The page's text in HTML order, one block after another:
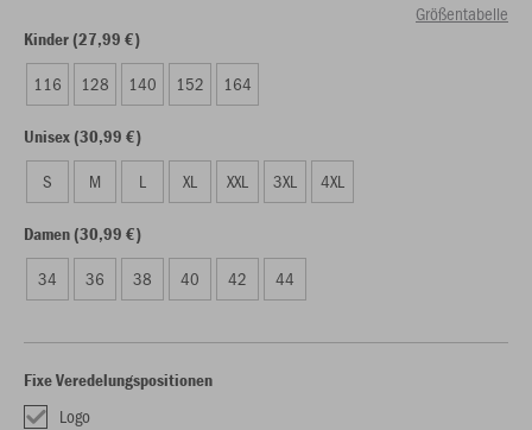
Größentabelle
Kinder (27,99 €)
116 128 140 152 164
Unisex (30,99 €)
S M L XL XXL 3XL 4XL
Damen (30,99 €)
34 36 38 40 42 44
Fixe Veredelungspositionen
Logo